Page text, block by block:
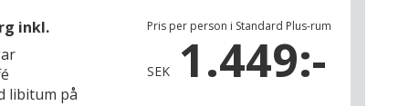
inkl.
libitum på
Pris per person i Standard Plus-rum
SEK 1.449:-